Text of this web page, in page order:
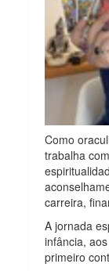
Como
trabalha
carreira,
A jornada
infância,
primeiro